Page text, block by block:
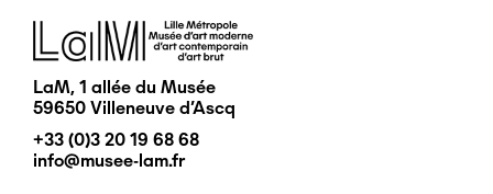
Image
LaM, 1 allée du Musée
59650 Villeneuve d'Ascq
+33 (0)3 20 19 68 68
info@musee-lam.fr